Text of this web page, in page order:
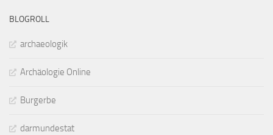
BLOGROLL
archaeologik
Archäologie Online
Burgerbe
darmundestat